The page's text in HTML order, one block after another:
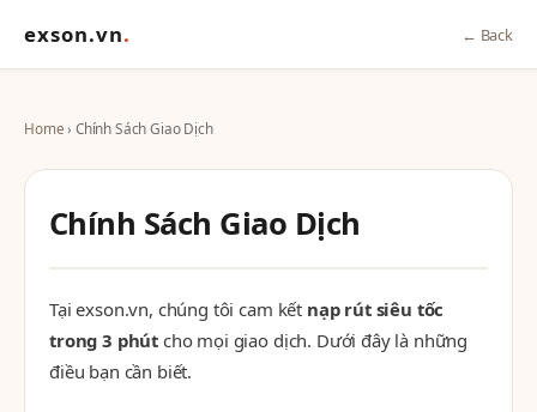
exson.vn. ← Back
Home› Chính Sách Giao Dịch
Chính Sách Giao Dịch
Tại exson.vn, chúng tôi cam kết nạp rút siêu tốc
trong 3 phút cho mọi giao dịch. Dưới đây là những
điều bạn cần biết.